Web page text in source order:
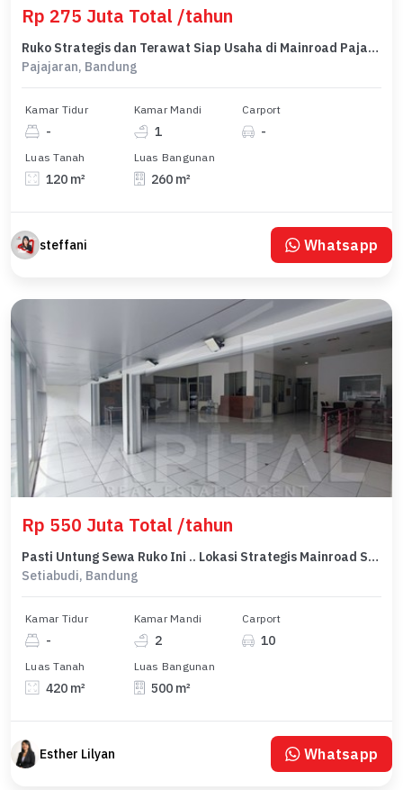
Rp 275 Juta Total /tahun
Ruko Strategis dan Terawat Siap Usaha di Mainroad Pajajaran
Pajajaran, Bandung
Kamar Tidur
-
Kamar Mandi
1
Carport
-
Luas Tanah
120 m²
Luas Bangunan
260 m²
steffani Whatsapp
Rp 550 Juta Total /tahun
Pasti Untung Sewa Ruko Ini .. Lokasi Strategis Mainroad Setiabudi
Setiabudi, Bandung
Kamar Tidur
-
Kamar Mandi
2
Carport
10
Luas Tanah
420 m²
Luas Bangunan
500 m²
Esther Lilyan Whatsapp